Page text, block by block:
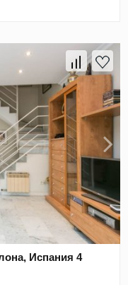
Испания 4